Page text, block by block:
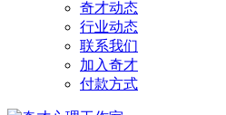
奇才动态
行业动态
联系我们
加入奇才
付款方式